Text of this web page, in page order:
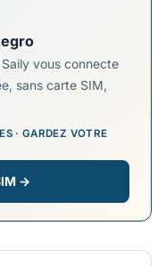
vous connecte
sans carte SIM,
· GARDEZ VOTRE
→